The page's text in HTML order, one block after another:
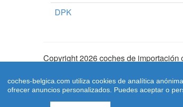
DPK
Copyright 2026 coches de importación
coches-belgica.com utiliza cookies de analítica
ofrecer anuncios personalizados. Puedes aceptar o